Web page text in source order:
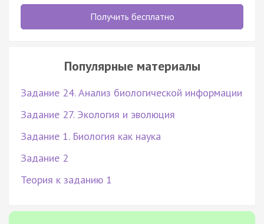
Получить бесплатно
Популярные материалы
Задание 24. Анализ биологической информации
Задание 27. Экология и эволюция
Задание 1. Биология как наука
Задание 2
Теория к заданию 1